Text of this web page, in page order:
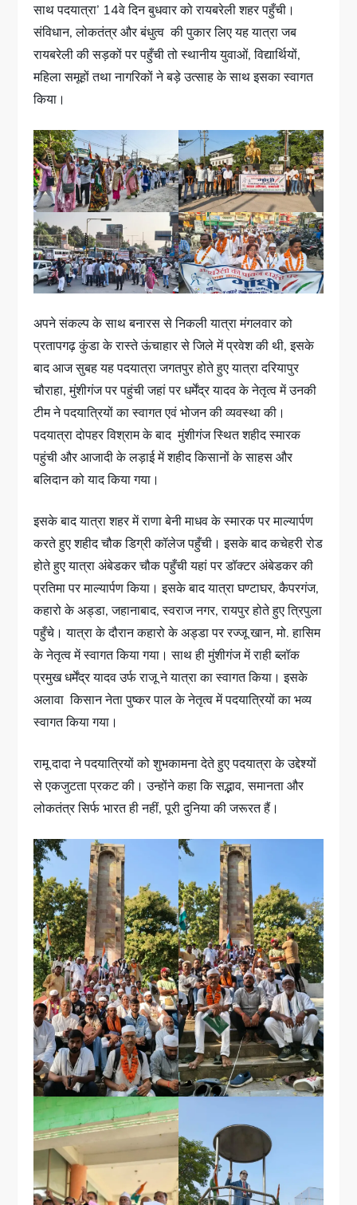
साथ पदयात्रा’ 14वे दिन बुधवार को रायबरेली शहर पहुँची।
संविधान, लोकतंत्र और बंधुत्व की पुकार लिए यह यात्रा जब
रायबरेली की सड़कों पर पहुँची तो स्थानीय युवाओं, विद्यार्थियों,
महिला समूहों तथा नागरिकों ने बड़े उत्साह के साथ इसका स्वागत
किया।
अपने संकल्प के साथ बनारस से निकली यात्रा मंगलवार को
प्रतापगढ़ कुंडा के रास्ते ऊंचाहार से जिले में प्रवेश की थी, इसके
बाद आज सुबह यह पदयात्रा जगतपुर होते हुए यात्रा दरियापुर
चौराहा, मुंशीगंज पर पहुंची जहां पर धर्मेंद्र यादव के नेतृत्व में उनकी
टीम ने पदयात्रियों का स्वागत एवं भोजन की व्यवस्था की।
पदयात्रा दोपहर विश्राम के बाद मुंशीगंज स्थित शहीद स्मारक
पहुंची और आजादी के लड़ाई में शहीद किसानों के साहस और
बलिदान को याद किया गया।
इसके बाद यात्रा शहर में राणा बेनी माधव के स्मारक पर माल्यार्पण
करते हुए शहीद चौक डिग्री कॉलेज पहुँची। इसके बाद कचेहरी रोड
होते हुए यात्रा अंबेडकर चौक पहुँची यहां पर डॉक्टर अंबेडकर की
प्रतिमा पर माल्यार्पण किया। इसके बाद यात्रा घण्टाघर, कैपरगंज,
कहारो के अड्डा, जहानाबाद, स्वराज नगर, रायपुर होते हुए त्रिपुला
पहुँचे। यात्रा के दौरान कहारो के अड्डा पर रज्जू खान, मो. हासिम
के नेतृत्व में स्वागत किया गया। साथ ही मुंशीगंज में राही ब्लॉक
प्रमुख धर्मेंद्र यादव उर्फ राजू ने यात्रा का स्वागत किया। इसके
अलावा किसान नेता पुष्कर पाल के नेतृत्व में पदयात्रियों का भव्य
स्वागत किया गया।
रामू दादा ने पदयात्रियों को शुभकामना देते हुए पदयात्रा के उद्देश्यों
से एकजुटता प्रकट की। उन्होंने कहा कि सद्भाव, समानता और
लोकतंत्र सिर्फ भारत ही नहीं, पूरी दुनिया की जरूरत हैं।